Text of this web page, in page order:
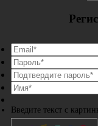
Введите текст с